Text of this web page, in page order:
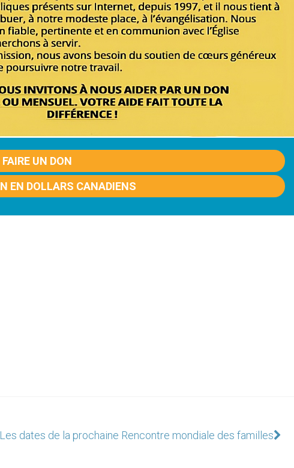
FAIRE UN DON
EN DOLLARS CANADIENS
Les dates de la prochaine Rencontre mondiale des familles